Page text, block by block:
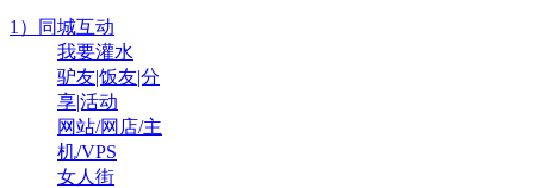
1）同城互动
我要灌水
驴友|饭友|分
享|活动
网站/网店/主
机/VPS
女人街